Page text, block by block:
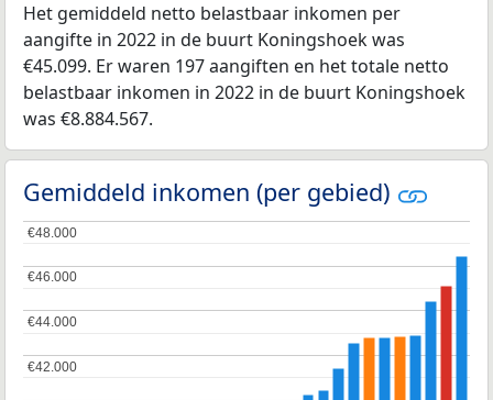
Het gemiddeld netto belastbaar inkomen per
aangifte in 2022 in de buurt Koningshoek was
€45.099. Er waren 197 aangiften en het totale netto
belastbaar inkomen in 2022 in de buurt Koningshoek
was €8.884.567.
Gemiddeld inkomen (per gebied)
€42.000
€42.000
€44.000
€44.000
€46.000
€46.000
€48.000
€48.000